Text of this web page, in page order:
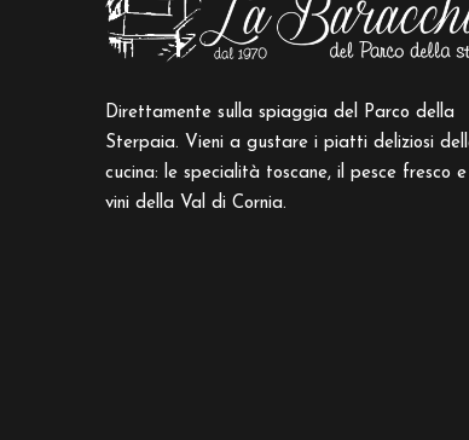
Direttamente sulla spiaggia del Parco della
Sterpaia. Vieni a gustare i piatti deliziosi
cucina: le specialità toscane, il pesce fresco
vini della Val di Cornia.